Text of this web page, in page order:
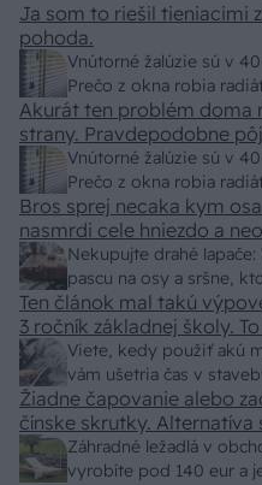
Vnútorné žalúzie sú v
Prečo z okna robia
Ja som to riešil tieniacimi
pohoda.
Vnútorné žalúzie sú v
Prečo z okna robia
Akurát ten problém doma
strany. Pravdepodobne
tienenia na spôsob
predajcovia idú okolo 100
Nekupujte drahé
pascu na osy a sršne,
Bros sprej necaka kym
nasmrdi cele hniezdo a
pasca naucinke moc
Viete, kedy použiť akú
vám ušetria čas v
Ten článok mal takú
3 ročník základnej školy. To fakt? AI alebo nejaka kniha
z VŠ? Dnešné rychlotvrdnuce malty - pevnosť 40 Mpa a
doba schnutia tak 15
Záhradné ležadlá v
vyrobíte pod 140 eur a
Žiadne čapovanie alebo
čínske skrutky.
pevnosti. Autor si nedal
spracovaním, škoda. No